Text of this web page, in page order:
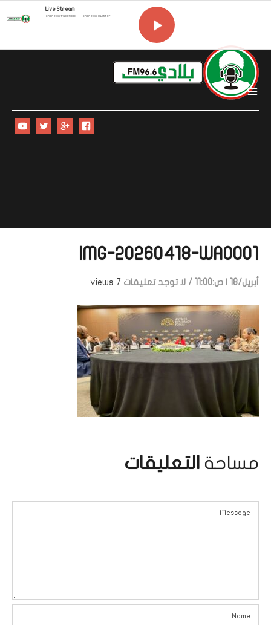
i
IMG-20260418-WA0001
أبريل/18 | ص:11:00 / لا توجد تعليقات 7 views
مساحة التعليقات
Live Stream
Share on Facebook Share on Twitter